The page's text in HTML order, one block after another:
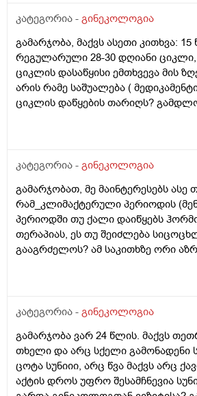
ჩვეულებრივ 3-4 დღე,მაგრამ ადრე
მალევე ვირუსი
შეგრძნებაც მქონდა. მალევე
ტესტი,უარყოფითი იყო. ეგ უცნაური
რამოდენიმე დღე მქონდა. ახლა
ველოდები,მაგრამ არ
მოქმედებსო,2 კვირის წინ სხვა
გავიკეთე ისევ უარყოფითია.
განმავლობაში ვერ ვახერხებ
რაიმე შანსი ფეხმძიმობის? აზრი
ტესტს? მენტრუაცია რეგულარული
30 დღე შუალედი.
კატეგორია - გინეკოლოგია
გამარჯობა, მაქვს ასეთი კითხვა:
რეგულარული 28-30 დღიანი
ციკლის დასაწყისი ემთხვევა მის
არის რამე საშუალება (
ციკლის დაწყების თარიღს?
კატეგორია - გინეკოლოგია
გამარჯობათ, მე მაინტერესებს ასე
რამ_კლიმაქტერული პერიოდის
პერიოდში თუ ქალი დაიწყებს
თერაპიას, ეს თუ შეიძლება
გააგრძელოს? ამ საკითხზე ორი
ჰორმონჩანაცვლებითი თერაპია
დაავადებებსა და ალცჰაიმერის
სიმსივნურ პროცესებს უწყობს
საკვერცხეები და უპირველესად,
შეიძლება, მითხრათ_დიდი
გულისხმიერებისთვის!
კატეგორია - გინეკოლოგია
გამარჯობა ვარ 24 წლის. მაქვს
თხელი და არც სქელი გამონადენი
ცოტა სუნიიი, არც წვა მაქვს არც
აქტის დროს უფრო შესამჩნევია